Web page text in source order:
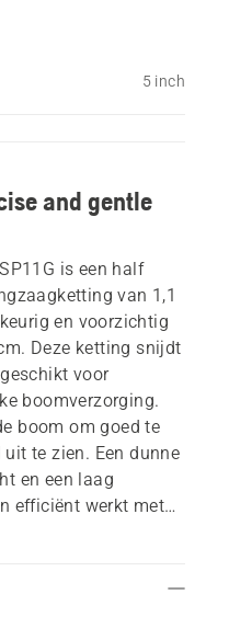
5 inch
and gentle
is een half
van 1,1
en voorzichtig
Deze ketting snijdt
voor
boomverzorging.
boom om goed te
te zien. Een dunne
en een laag
efficiënt werkt met